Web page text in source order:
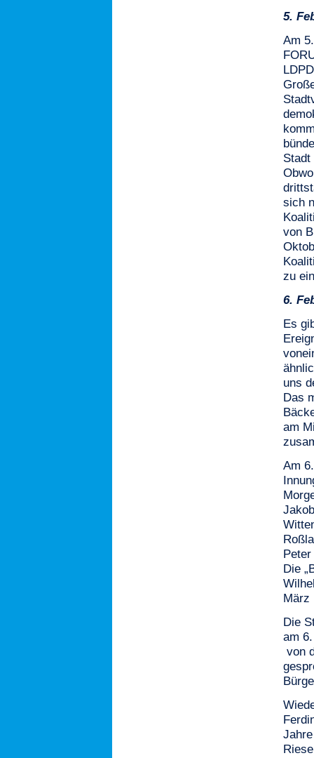
5.
Am
Stadt
sich
von
zu
6.
Es
uns
Das
am
Am
Die
März
Die
am
von